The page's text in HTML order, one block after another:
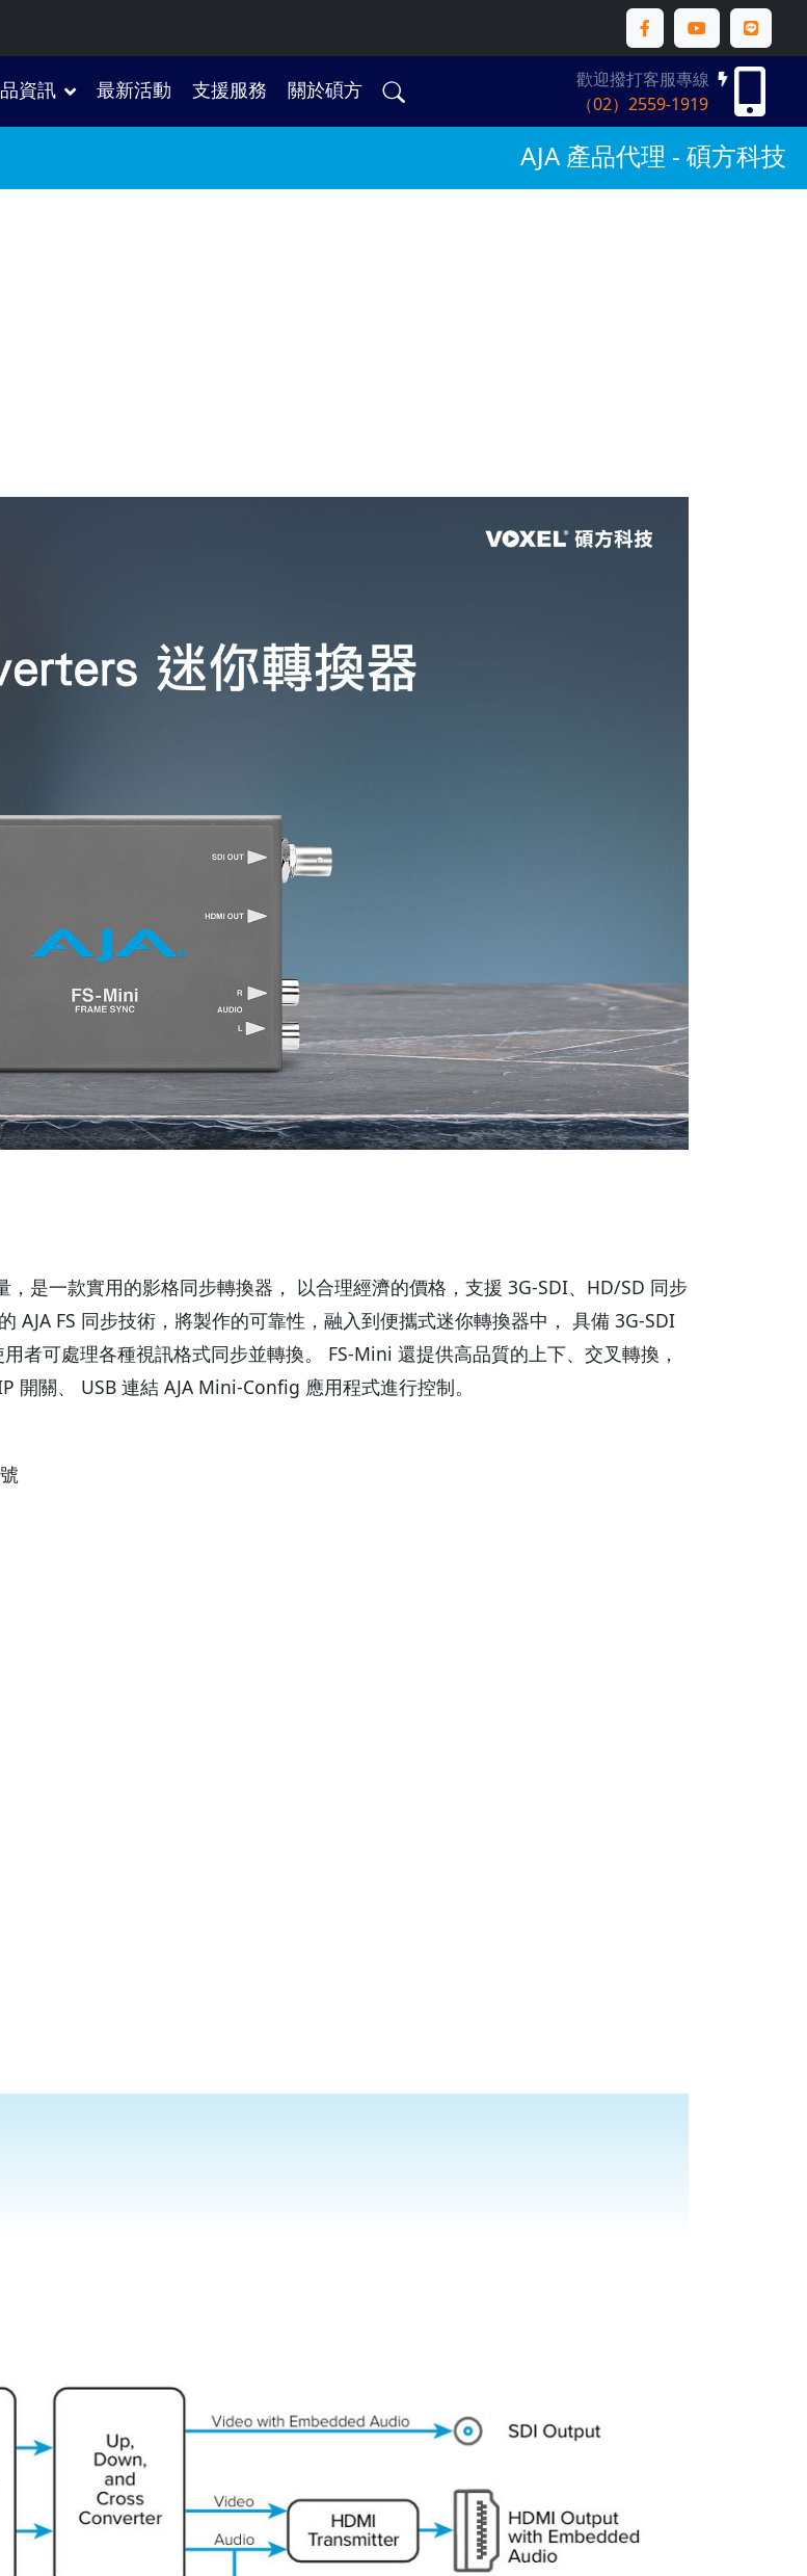
資訊 最新活動 支援服務 關於碩方
歡迎撥打客服專線
（02）2559-1919
AJA 產品代理 - 碩方科技
是一款實用的影格同步轉換器， 以合理經濟的價格，支援 3G-SDI、HD/SD 同步
FS 同步技術，將製作的可靠性，融入到便攜式迷你轉換器中， 具備 3G-SDI
者可處理各種視訊格式同步並轉換。 FS-Mini 還提供高品質的上下、交叉轉換，
關、 USB 連結 AJA Mini-Config 應用程式進行控制。